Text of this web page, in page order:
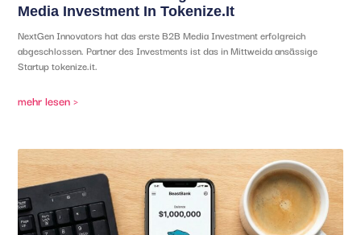
Media Investment In Tokenize.it
NextGen Innovators hat das erste B2B Media Investment erfolgreich
abgeschlossen. Partner des Investments ist das in Mittweida ansässige
Startup tokenize.it.
mehr lesen >